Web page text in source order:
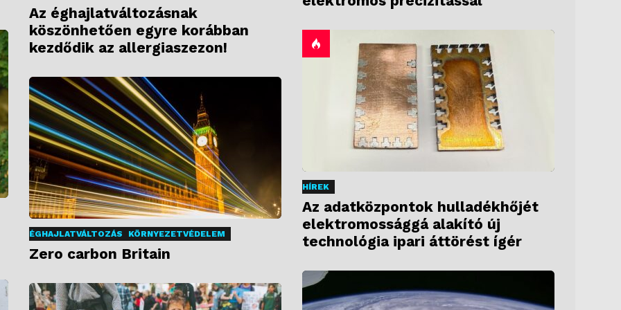
Az éghajlatváltozásnak
köszönhetően egyre korábban
kezdődik az allergiaszezon!
ÉGHAJLATVÁLTOZÁS KÖRNYEZETVÉDELEM
Zero carbon Britain
HÍREK
Az adatközpontok hulladékhőjét
elektromossággá alakító új
technológia ipari áttörést ígér